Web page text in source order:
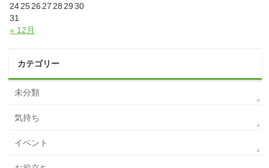
« 12月
242526 27 28 29 30
31
カテゴリー
未分類
気持ち
イベント